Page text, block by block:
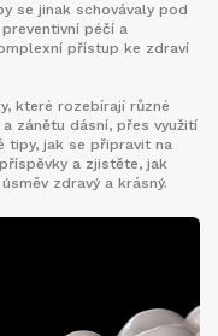
se jinak schovávaly pod
péčí a
přístup ke zdraví
které rozebírají různé
zánětu dásní, přes využití
tipy, jak se připravit na
a zjistěte, jak
zdravý a krásný.